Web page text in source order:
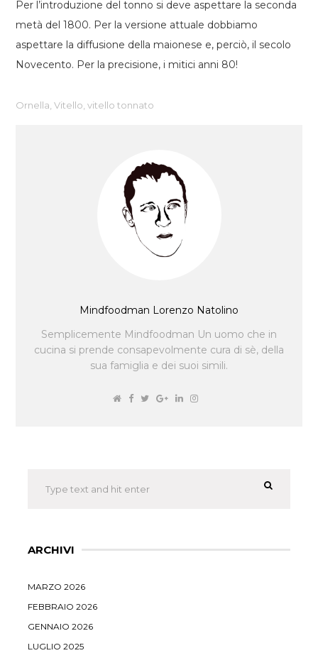
Per l’introduzione del tonno si deve aspettare la seconda
metà del 1800. Per la versione attuale dobbiamo
aspettare la diffusione della maionese e, perciò, il secolo
Novecento. Per la precisione, i mitici anni 80!
Ornella,Vitello,vitello tonnato
Mindfoodman Lorenzo Natolino
Semplicemente Mindfoodman Un uomo che in
cucina si prende consapevolmente cura di sè, della
sua famiglia e dei suoi simili.
ARCHIVI
MARZO 2026
FEBBRAIO 2026
GENNAIO 2026
LUGLIO 2025